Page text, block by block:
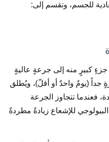
للجسم، وتقسم إلى:
كبيرٍ منه إلى جرعةٍ عاليةٍ
جداً (يومٌ واحدٌ أو أقلّ)، ويُطلق
فعندما تتجاوز الجرعة
البيولوجي للإشعاع زيادةً مطردةً